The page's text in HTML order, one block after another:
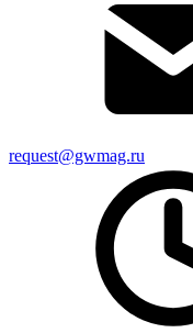
request@gwmag.ru